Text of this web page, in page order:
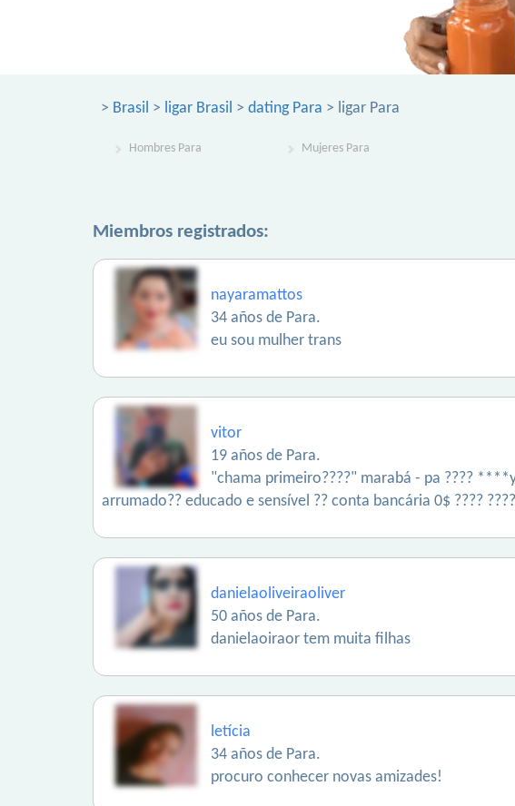
> Brasil > ligar Brasil > dating Para > ligar Para
Hombres Para Mujeres Para
Miembros registrados:
nayaramattos
34 años de Para.
eu sou mulher trans
vitor
19 años de Para.
"chama primeiro????" marabá - pa ????
arrumado?? educado e sensível ?? conta bancária 0$ ????
danielaoliveiraoliver
50 años de Para.
danielaoiraor tem muita filhas
letícia
34 años de Para.
procuro conhecer novas amizades!